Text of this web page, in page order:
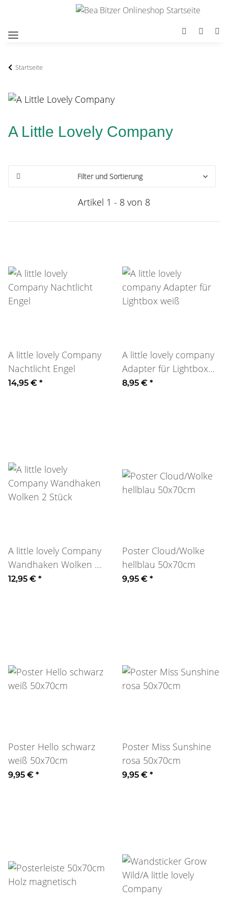
Startseite
A Little Lovely Company
Filter und Sortierung
Artikel 1 - 8 von 8
A little lovely Company
Nachtlicht Engel
14,95 € *
A little lovely company
Adapter für Lightbox
weiß
8,95 € *
A little lovely Company
Wandhaken Wolken 2
Stück
12,95 € *
Poster Cloud/Wolke
hellblau 50x70cm
9,95 € *
Poster Hello schwarz
weiß 50x70cm
9,95 € *
Poster Miss Sunshine
rosa 50x70cm
9,95 € *